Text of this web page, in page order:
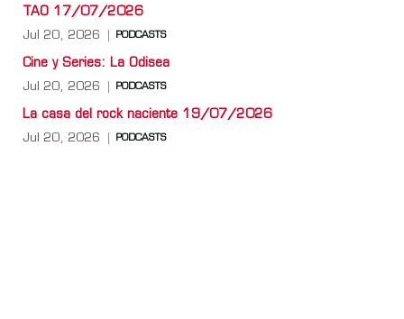
TAO 17/07/2026
Jul 20, 2026 PODCASTS
Cine y Series: La Odisea
Jul 20, 2026 PODCASTS
La casa del rock naciente 19/07/2026
Jul 20, 2026 PODCASTS